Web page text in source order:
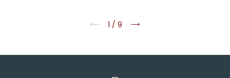
1 / 9